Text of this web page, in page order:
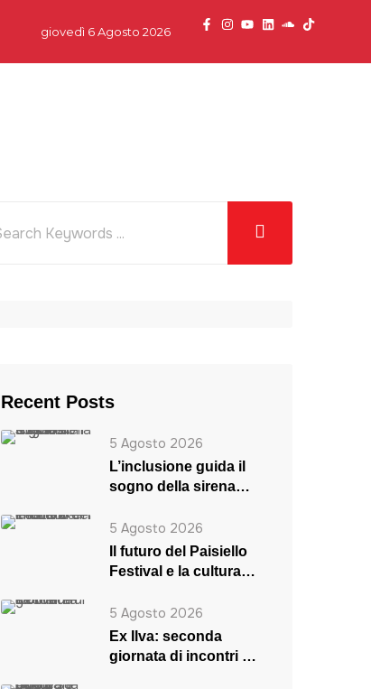
giovedì 6 Agosto 2026
Recent Posts
5 Agosto 2026
L’inclusione guida il
sogno della sirena
5 Agosto 2026
Il futuro del Paisiello
Festival e la cultura
5 Agosto 2026
Ex Ilva: seconda
giornata di incontri a